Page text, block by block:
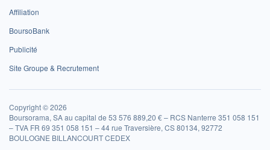
Affiliation
BoursoBank
Publicité
Site Groupe & Recrutement
Copyright © 2026
Boursorama, SA au capital de 53 576 889,20 € – RCS Nanterre 351 058 151
– TVA FR 69 351 058 151 – 44 rue Traversière, CS 80134, 92772
BOULOGNE BILLANCOURT CEDEX